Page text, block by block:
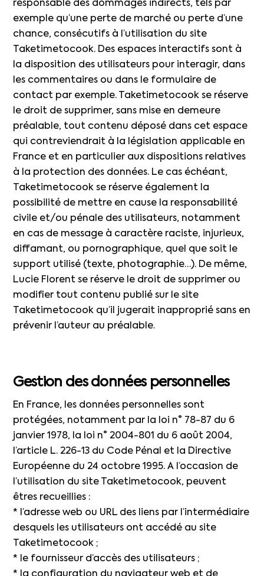
responsable des dommages indirects, tels par
exemple qu’une perte de marché ou perte d’une
chance, consécutifs à l’utilisation du site
Taketimetocook. Des espaces interactifs sont à
la disposition des utilisateurs pour interagir, dans
les commentaires ou dans le formulaire de
contact par exemple. Taketimetocook se réserve
le droit de supprimer, sans mise en demeure
préalable, tout contenu déposé dans cet espace
qui contreviendrait à la législation applicable en
France et en particulier aux dispositions relatives
à la protection des données. Le cas échéant,
Taketimetocook se réserve également la
possibilité de mettre en cause la responsabilité
civile et/ou pénale des utilisateurs, notamment
en cas de message à caractère raciste, injurieux,
diffamant, ou pornographique, quel que soit le
support utilisé (texte, photographie…). De même,
Lucie Florent se réserve le droit de supprimer ou
modifier tout contenu publié sur le site
Taketimetocook qu’il jugerait inapproprié sans en
prévenir l’auteur au préalable.
Gestion des données personnelles
En France, les données personnelles sont
protégées, notamment par la loi n° 78-87 du 6
janvier 1978, la loi n° 2004-801 du 6 août 2004,
l’article L. 226-13 du Code Pénal et la Directive
Européenne du 24 octobre 1995. A l’occasion de
l’utilisation du site Taketimetocook, peuvent
êtres recueillies :
* l’adresse web ou URL des liens par l’intermédiaire
desquels les utilisateurs ont accédé au site
Taketimetocook ;
* le fournisseur d’accès des utilisateurs ;